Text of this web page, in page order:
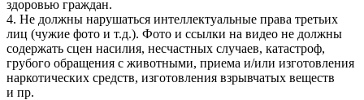
здоровью граждан.
4. Не должны нарушаться интеллектуальные права третьих
лиц (чужие фото и т.д.). Фото и ссылки на видео не должны
содержать сцен насилия, несчастных случаев, катастроф,
грубого обращения с животными, приема и/или изготовления
наркотических средств, изготовления взрывчатых веществ
и пр.